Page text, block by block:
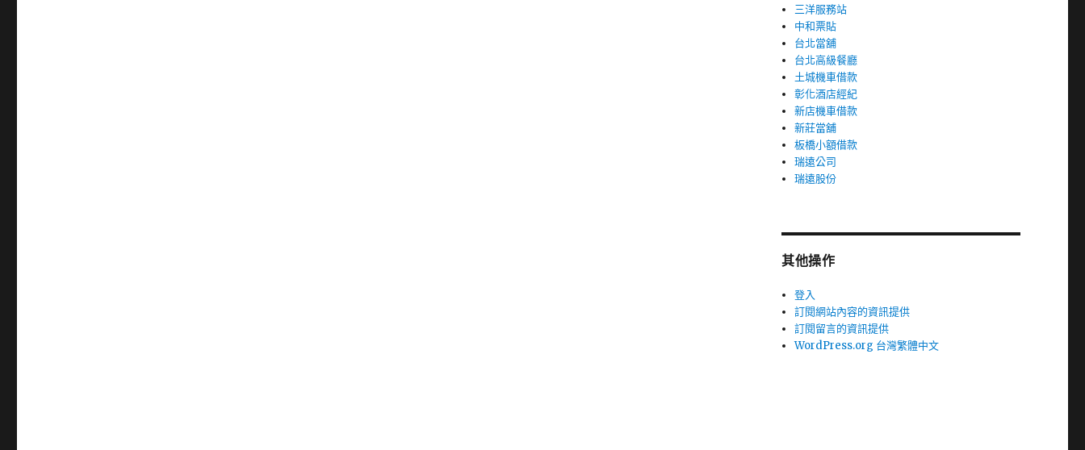
三洋服務站
中和票貼
台北當舖
台北高級餐廳
土城機車借款
彰化酒店經紀
新店機車借款
新莊當舖
板橋小額借款
瑞遠公司
瑞遠股份
其他操作
登入
訂閱網站內容的資訊提供
訂閱留言的資訊提供
WordPress.org 台灣繁體中文